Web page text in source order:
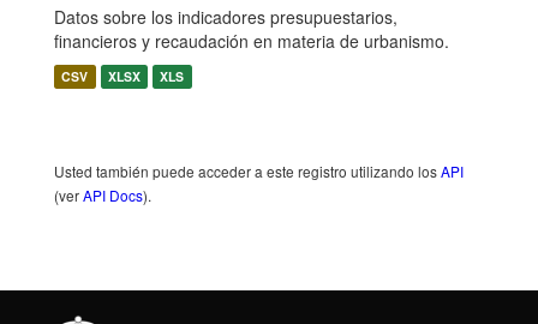
Datos sobre los indicadores presupuestarios,
financieros y recaudación en materia de urbanismo.
CSV XLSX XLS
Usted también puede acceder a este registro utilizando losAPI
(verAPI Docs).